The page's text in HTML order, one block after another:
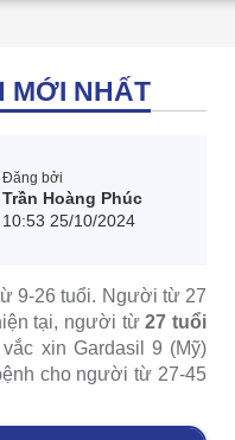
MỚI NHẤT
Đăng bởi
Trần Hoàng Phúc
10:53 25/10/2024
9-26 tuổi. Người từ 27
tại, người từ27 tuổi
xin Gardasil 9 (Mỹ)
cho người từ 27-45